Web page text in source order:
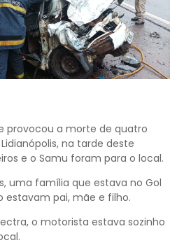
provocou a morte de quatro
na tarde deste
e o Samu foram para o local.
uma família que estava no Gol
estavam pai, mãe e filho.
o motorista estava sozinho